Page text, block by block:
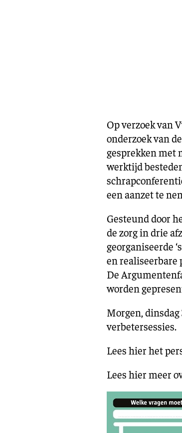
Op verzoek van
onderzoek van
gesprekken met
werktijd
een aanzet te
Gesteund door
de zorg in drie
georganiseerde
en realiseerbare
De
worden
Morgen,
verbetersessies.
Lees hier het
Lees hier meer